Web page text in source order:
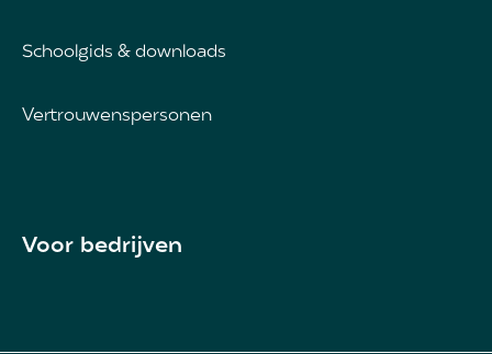
Schoolgids & downloads
Vertrouwenspersonen
Voor bedrijven